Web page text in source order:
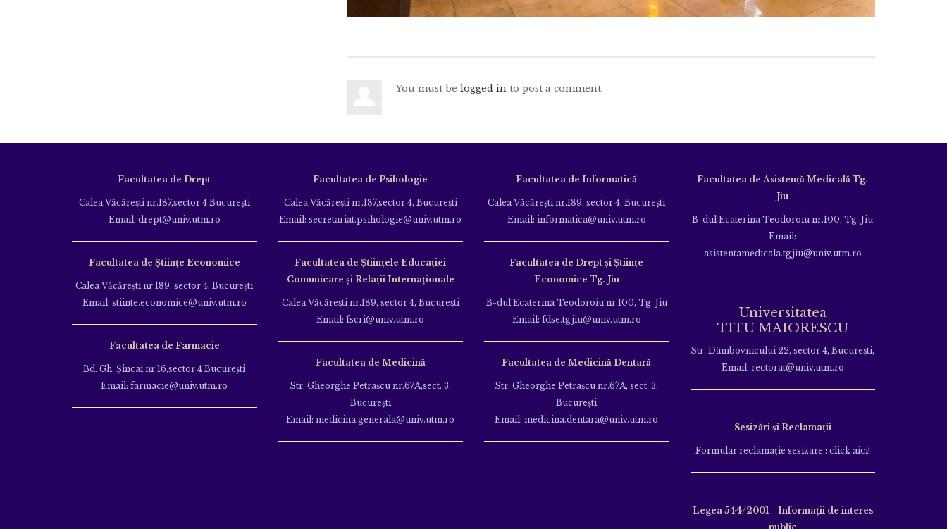
You must be logged in to post a comment.
Facultatea de Drept
Calea Văcăreşti nr.187,sector 4 Bucureşti
Email: drept@univ.utm.ro
Facultatea de Științe Economice
Calea Văcăreşti nr.189, sector 4, Bucureşti
Email: stiinte.economice@univ.utm.ro
Facultatea de Farmacie
Bd. Gh. Şincai nr.16,sector 4 Bucureşti
Email: farmacie@univ.utm.ro
Facultatea de Psihologie
Calea Văcăreşti nr.187,sector 4, Bucureşti
Email: secretariat.psihologie@univ.utm.ro
Facultatea de Ştiinţele Educației
Comunicare și Relații Internaționale
Calea Văcăreşti nr.189, sector 4, Bucureşti
Email: fscri@univ.utm.ro
Facultatea de Medicină
Str. Gheorghe Petraşcu nr.67A,sect. 3,
Bucureşti
Email: medicina.generala@univ.utm.ro
Facultatea de Informatică
Calea Văcăreşti nr.189, sector 4, Bucureşti
Email: informatica@univ.utm.ro
Facultatea de Drept și Științe
Economice Tg. Jiu
B-dul Ecaterina Teodoroiu nr.100, Tg. Jiu
Email: fdse.tgjiu@univ.utm.ro
Facultatea de Medicină Dentară
Str. Gheorghe Petraşcu nr.67A, sect. 3,
Bucureşti
Email: medicina.dentara@univ.utm.ro
Facultatea de Asistență Medicală Tg.
Jiu
B-dul Ecaterina Teodoroiu nr.100, Tg. Jiu
Email:
asistentamedicala.tgjiu@univ.utm.ro
Universitatea
TITU MAIORESCU
Str. Dâmbovnicului 22, sector 4, București,
Email: rectorat@univ.utm.ro
Sesizări și Reclamații
Formular reclamație sesizare : click aici!
Legea 544/2001 - Informații de interes